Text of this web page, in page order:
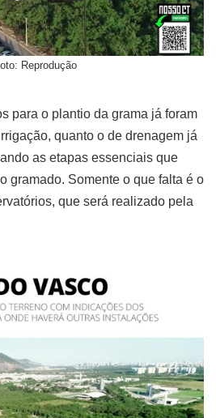
Reprodução
para o plantio da grama já foram
quanto o de drenagem já
as etapas essenciais que
gramado. Somente o que falta é o
que será realizado pela